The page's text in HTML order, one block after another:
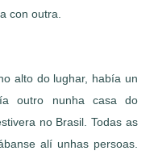
con outra.
alto do lughar, había un
outro nunha casa do
no Brasil. Todas as
alí unhas persoas.